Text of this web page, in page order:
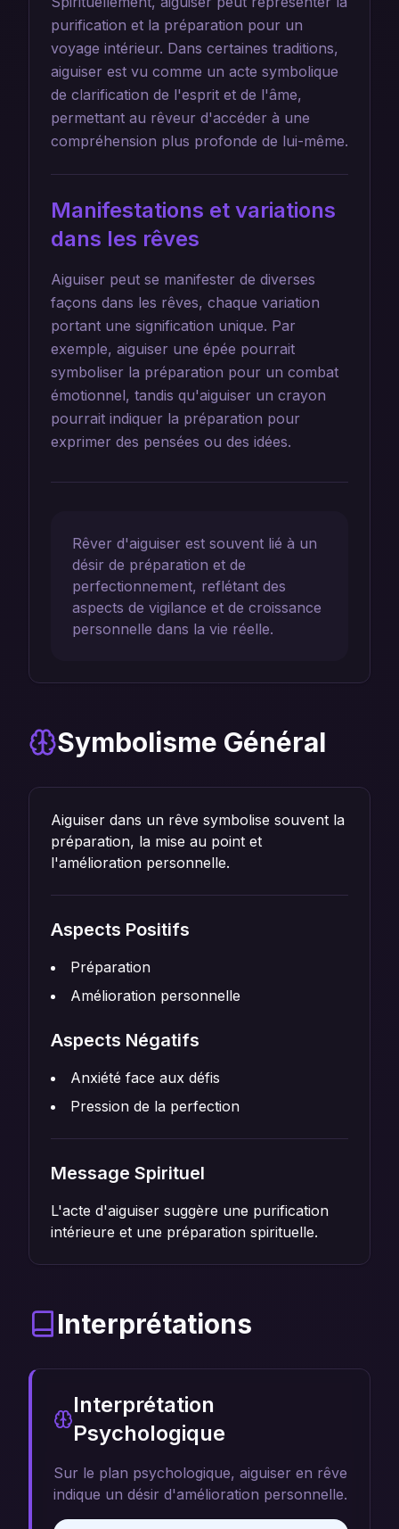
purification et la préparation pour un
voyage intérieur. Dans certaines traditions,
aiguiser est vu comme un acte symbolique
de clarification de l'esprit et de l'âme,
permettant au rêveur d'accéder à une
compréhension plus profonde de lui-même.
Manifestations et variations
dans les rêves
Aiguiser peut se manifester de diverses
façons dans les rêves, chaque variation
portant une signification unique. Par
exemple, aiguiser une épée pourrait
symboliser la préparation pour un combat
émotionnel, tandis qu'aiguiser un crayon
pourrait indiquer la préparation pour
exprimer des pensées ou des idées.
Rêver d'aiguiser est souvent lié à un
désir de préparation et de
perfectionnement, reflétant des
aspects de vigilance et de croissance
personnelle dans la vie réelle.
Symbolisme Général
Aiguiser dans un rêve symbolise souvent la
préparation, la mise au point et
l'amélioration personnelle.
Aspects Positifs
Préparation
Amélioration personnelle
Aspects Négatifs
Anxiété face aux défis
Pression de la perfection
Message Spirituel
L'acte d'aiguiser suggère une purification
intérieure et une préparation spirituelle.
Interprétations
Interprétation
Psychologique
Sur le plan psychologique, aiguiser en rêve
indique un désir d'amélioration personnelle.